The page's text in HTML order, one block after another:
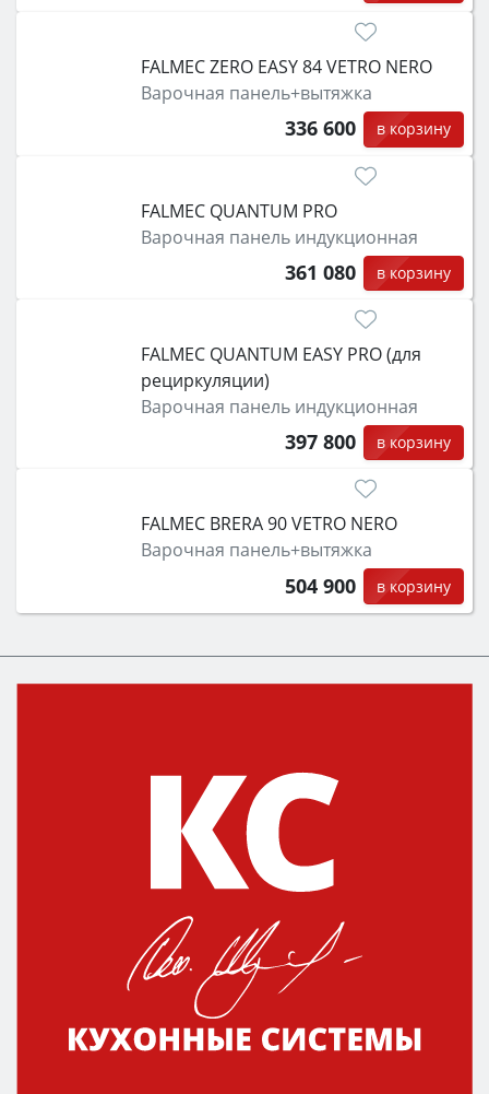
FALMEC ZERO EASY 84 VETRO NERO
Варочная панель+вытяжка
336 600 в корзину
FALMEC QUANTUM PRO
Варочная панель индукционная
361 080 в корзину
FALMEC QUANTUM EASY PRO (для
рециркуляции)
Варочная панель индукционная
397 800 в корзину
FALMEC BRERA 90 VETRO NERO
Варочная панель+вытяжка
504 900 в корзину